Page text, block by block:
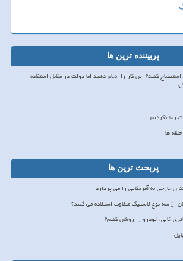
پربیننده ترین ها
کنید؟ این کار را انجام دهید اما دولت در مقابل استفاده
نکردیم
ها
پربحث ترین ها
خارجی به آمریکایی را می پردازد
از سه نوع لاستیک متفاوت استفاده می کنند؟
خالی، خودرو را روشن کنیم؟